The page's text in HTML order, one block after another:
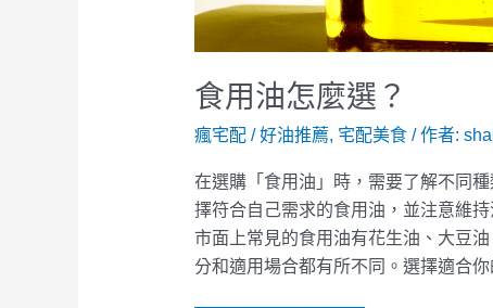
食用油怎麼選？
瘋宅配/好油推薦, 宅配美食/ 作者:
在選購「食用油」時，需要了解不同
擇符合自己需求的食用油，並注意維持
市面上常見的食用油有花生油、大豆
分和適用場合都有所不同。選擇適合